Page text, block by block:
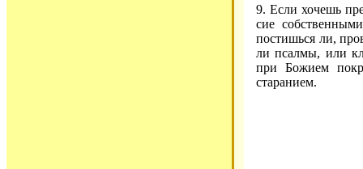
9. Если хочешь
сие
постишься ли,
ли псалмы, или
при Божием
старанием.